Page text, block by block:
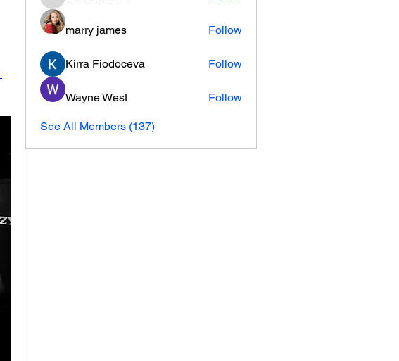
aventurinele
marry james Follow
Kirra Fiodoceva Follow
Wayne West Follow
See All Members (137)